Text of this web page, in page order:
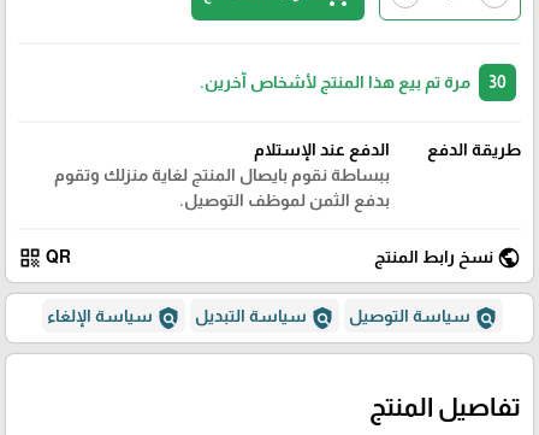
مرة تم بيع هذا المنتج لأشخاص آخرين.
طريقة الدفع
الدفع عند الإستلام
ببساطة نقوم بايصال المنتج لغاية منزلك وتقوم
بدفع الثمن لموظف التوصيل.
public نسخ رابط المنتج QR
qr_code
policy سياسة التوصيل policy سياسة التبديل policy سياسة الإلغاء
تفاصيل المنتج